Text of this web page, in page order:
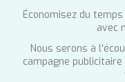
Économisez du
avec
Nous serons à
campagne